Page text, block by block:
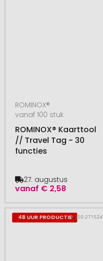
ROMINOX®
vanaf 100 stuk
ROMINOX® Kaarttool
// Travel Tag - 30
functies
vanaf € 2,58
27. augustus
48 UUR PRODUCTIE# 350.271524